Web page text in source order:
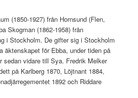
(1850-1927) från Hornsund (Flen,
Skogman (1862-1958) från
i Stockholm. De gifter sig i Stockholm
äktenskapet för Ebba, under tiden på
sedan vidare till Sya. Fredrik Melker
på Karlberg 1870, Löjtnant 1884,
1892 och Riddare